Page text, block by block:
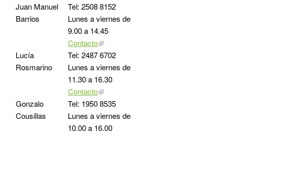
Juan Manuel
Barrios
Tel: 2508 8152
Lunes a viernes de
9.00 a 14.45
Lucía
Rosmarino
Contacto
Tel: 2487 6702
Lunes a viernes de
11.30 a 16.30
Gonzalo
Cousillas
Contacto
Tel: 1950 8535
Lunes a viernes de
10.00 a 16.00